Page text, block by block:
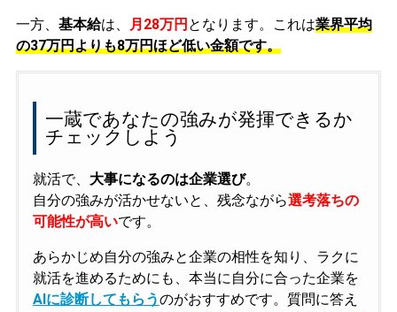
一方、 基本給は、 月28万円 となります。これは業界平均
の37万円よりも8万円ほど低い金額です。
一蔵であなたの強みが発揮できるか
チェックしよう
就活で、 大事になるのは企業選び。
自分の強みが活かせないと、残念ながら選考落ちの
可能性が高いです。
あらかじめ自分の強みと企業の相性を知り、ラクに
就活を進めるためにも、本当に自分に合った企業を
AIに診断してもらうのがおすすめです。質問に答え